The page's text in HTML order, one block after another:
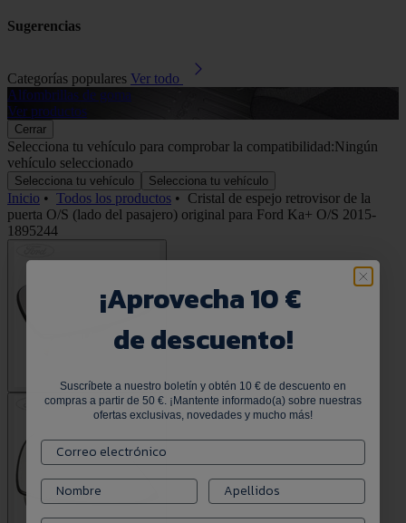
Sugerencias
Categorías populares Ver todo
Alfombrillas de goma
Ver productos
Cerrar
Selecciona tu vehículo para comprobar la compatibilidad:Ningún
vehículo seleccionado
Selecciona tu vehículo Selecciona tu vehículo
Inicio • Todos los productos • Cristal de espejo retrovisor de la
puerta O/S (lado del pasajero) original para Ford Ka+ O/S 2015-
1895244
¡Aprovecha 10 €
de descuento!
Suscríbete a nuestro boletín y obtén 10 € de descuento en
compras a partir de 50 €. ¡Mantente informado(a) sobre nuestras
ofertas exclusivas, novedades y mucho más!